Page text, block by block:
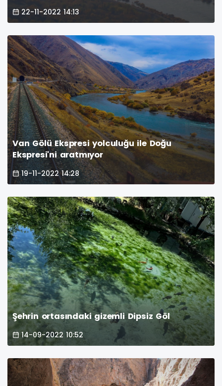
22-11-2022 14:13
Van Gölü Ekspresi yolculuğu ile Doğu
Ekspresi'ni aratmıyor
19-11-2022 14:28
Şehrin ortasındaki gizemli Dipsiz Göl
14-09-2022 10:52